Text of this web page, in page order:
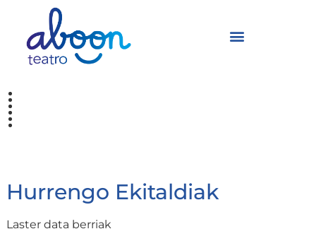
Hurrengo Ekitaldiak
Laster data berriak